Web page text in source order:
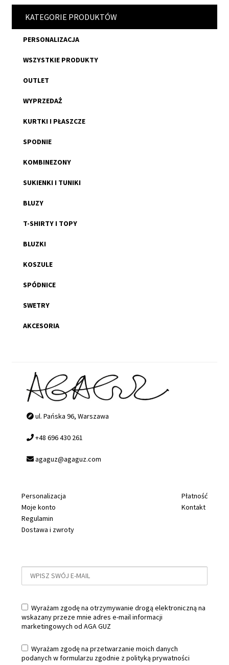
KATEGORIE PRODUKTÓW
PERSONALIZACJA
WSZYSTKIE PRODUKTY
OUTLET
WYPRZEDAŻ
KURTKI I PŁASZCZE
SPODNIE
KOMBINEZONY
SUKIENKI I TUNIKI
BLUZY
T-SHIRTY I TOPY
BLUZKI
KOSZULE
SPÓDNICE
SWETRY
AKCESORIA
ul. Pańska 96, Warszawa
+48 696 430 261
agaguz@agaguz.com
Personalizacja
Moje konto
Regulamin
Dostawa i zwroty
Płatność
Kontakt
Wyrażam zgodę na otrzymywanie drogą elektroniczną na
wskazany przeze mnie adres e-mail informacji
marketingowych od AGA GUZ
Wyrażam zgodę na przetwarzanie moich danych
podanych w formularzu zgodnie zpolityką prywatności